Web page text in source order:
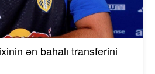
ən bahalı transferini